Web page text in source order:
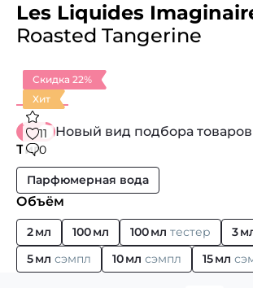
Les Liquides
Roasted Tangerine
Скидка 22%
Хит
11
0
Новый вид подбора товаров
Тип
Парфюмерная вода
Объём
2 мл 100 мл 100 мл тестер 3
5 мл сэмпл 10 мл сэмпл 15 мл